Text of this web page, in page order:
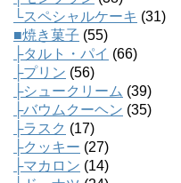
└スペシャルケーキ (31)
■焼き菓子 (55)
├タルト・パイ (66)
├プリン (56)
├シュークリーム (39)
├バウムクーヘン (35)
├ラスク (17)
├クッキー (27)
├マカロン (14)